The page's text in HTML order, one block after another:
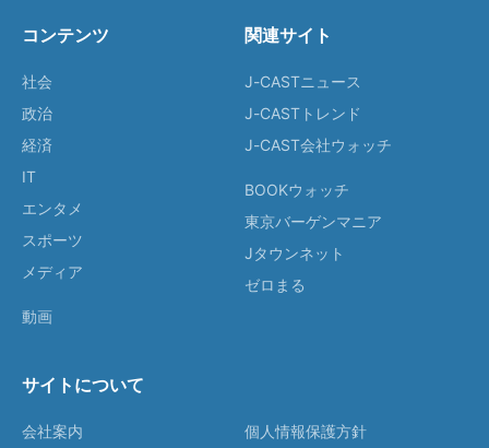
コンテンツ
社会
政治
経済
IT
エンタメ
スポーツ
メディア
動画
関連サイト
J-CASTニュース
J-CASTトレンド
J-CAST会社ウォッチ
BOOKウォッチ
東京バーゲンマニア
Jタウンネット
ゼロまる
サイトについて
会社案内
個人情報保護方針